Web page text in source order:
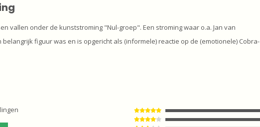
vallen onder de kunststroming "Nul-groep". Een stroming waar o.a. Jan van
figuur was en is opgericht als (informele) reactie op de (emotionele) Cobra-